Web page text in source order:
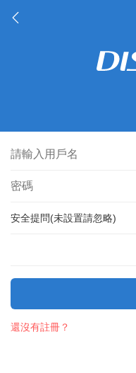
安全提問(未設置請忽略)
還沒有註冊？